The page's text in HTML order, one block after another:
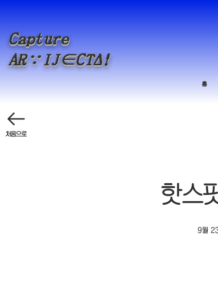
Capture
AR∵IJ∈CTΔ!
홈
처음으로
핫스
9월